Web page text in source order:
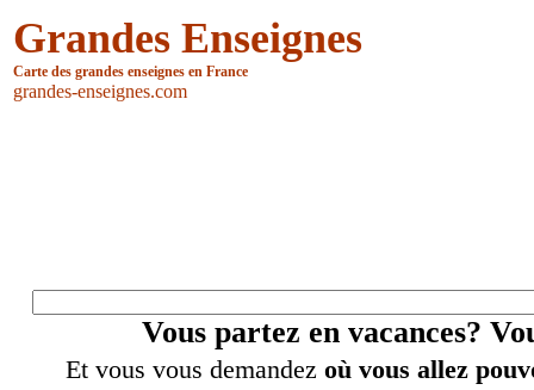
Grandes Enseignes
Carte des grandes enseignes en France
grandes-enseignes.com
Vous partez en vacances?
Et vous vous demandez où vous allez